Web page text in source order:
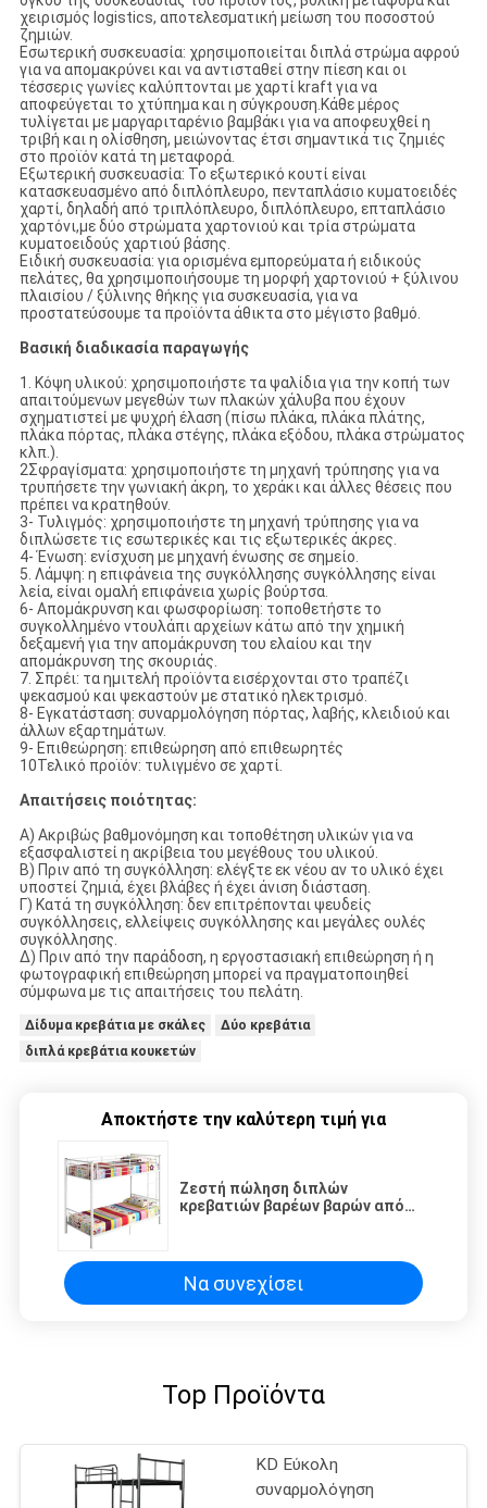
χειρισμός logistics, αποτελεσματική μείωση του ποσοστού
ζημιών.
Εσωτερική συσκευασία: χρησιμοποιείται διπλά στρώμα αφρού
για να απομακρύνει και να αντισταθεί στην πίεση και οι
τέσσερις γωνίες καλύπτονται με χαρτί kraft για να
αποφεύγεται το χτύπημα και η σύγκρουση.Κάθε μέρος
τυλίγεται με μαργαριταρένιο βαμβάκι για να αποφευχθεί η
τριβή και η ολίσθηση, μειώνοντας έτσι σημαντικά τις ζημιές
στο προϊόν κατά τη μεταφορά.
Εξωτερική συσκευασία: Το εξωτερικό κουτί είναι
κατασκευασμένο από διπλόπλευρο, πενταπλάσιο κυματοειδές
χαρτί, δηλαδή από τριπλόπλευρο, διπλόπλευρο, επταπλάσιο
χαρτόνι,με δύο στρώματα χαρτονιού και τρία στρώματα
κυματοειδούς χαρτιού βάσης.
Ειδική συσκευασία: για ορισμένα εμπορεύματα ή ειδικούς
πελάτες, θα χρησιμοποιήσουμε τη μορφή χαρτονιού + ξύλινου
πλαισίου / ξύλινης θήκης για συσκευασία, για να
προστατεύσουμε τα προϊόντα άθικτα στο μέγιστο βαθμό.
Βασική διαδικασία παραγωγής
1. Κόψη υλικού: χρησιμοποιήστε τα ψαλίδια για την κοπή των
απαιτούμενων μεγεθών των πλακών χάλυβα που έχουν
σχηματιστεί με ψυχρή έλαση (πίσω πλάκα, πλάκα πλάτης,
πλάκα πόρτας, πλάκα στέγης, πλάκα εξόδου, πλάκα στρώματος
κλπ.).
2Σφραγίσματα: χρησιμοποιήστε τη μηχανή τρύπησης για να
τρυπήσετε την γωνιακή άκρη, το χεράκι και άλλες θέσεις που
πρέπει να κρατηθούν.
3- Τυλιγμός: χρησιμοποιήστε τη μηχανή τρύπησης για να
διπλώσετε τις εσωτερικές και τις εξωτερικές άκρες.
4- Ένωση: ενίσχυση με μηχανή ένωσης σε σημείο.
5. Λάμψη: η επιφάνεια της συγκόλλησης συγκόλλησης είναι
λεία, είναι ομαλή επιφάνεια χωρίς βούρτσα.
6- Απομάκρυνση και φωσφορίωση: τοποθετήστε το
συγκολλημένο ντουλάπι αρχείων κάτω από την χημική
δεξαμενή για την απομάκρυνση του ελαίου και την
απομάκρυνση της σκουριάς.
7. Σπρέι: τα ημιτελή προϊόντα εισέρχονται στο τραπέζι
ψεκασμού και ψεκαστούν με στατικό ηλεκτρισμό.
8- Εγκατάσταση: συναρμολόγηση πόρτας, λαβής, κλειδιού και
άλλων εξαρτημάτων.
9- Επιθεώρηση: επιθεώρηση από επιθεωρητές
10Τελικό προϊόν: τυλιγμένο σε χαρτί.
Απαιτήσεις ποιότητας:
Α) Ακριβώς βαθμονόμηση και τοποθέτηση υλικών για να
εξασφαλιστεί η ακρίβεια του μεγέθους του υλικού.
Β) Πριν από τη συγκόλληση: ελέγξτε εκ νέου αν το υλικό έχει
υποστεί ζημιά, έχει βλάβες ή έχει άνιση διάσταση.
Γ) Κατά τη συγκόλληση: δεν επιτρέπονται ψευδείς
συγκόλλησεις, ελλείψεις συγκόλλησης και μεγάλες ουλές
συγκόλλησης.
Δ) Πριν από την παράδοση, η εργοστασιακή επιθεώρηση ή η
φωτογραφική επιθεώρηση μπορεί να πραγματοποιηθεί
σύμφωνα με τις απαιτήσεις του πελάτη.
Δίδυμα κρεβάτια με σκάλες
Δύο κρεβάτια
διπλά κρεβάτια κουκετών
Αποκτήστε την καλύτερη τιμή για
Ζεστή πώληση διπλών
κρεβατιών βαρέων βαρών από
κρεβάτια
Να συνεχίσει
Top Προϊόντα
KD Εύκολη
συναρμολόγηση